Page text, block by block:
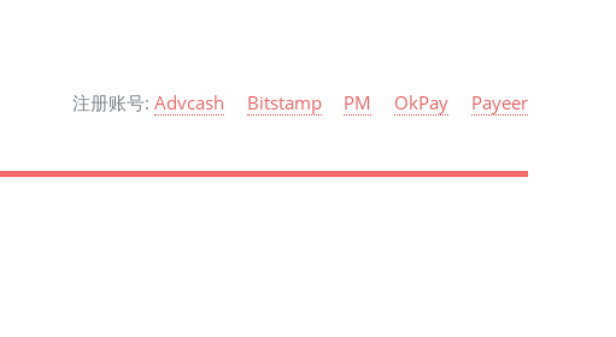
注册账号:Advcash Bitstamp PM OkPay Payeer